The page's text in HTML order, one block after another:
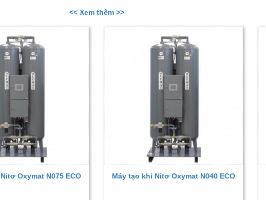
<< Xem thêm >>
Oxymat N075 ECO Máy tạo khí Nitơ Oxymat N040 ECO